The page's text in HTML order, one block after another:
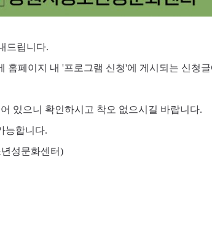
드립니다.
홈페이지 내 '프로그램 신청'에 게시되는 신청
니 확인하시고 착오 없으시길 바랍니다.
합니다.
성문화센터)